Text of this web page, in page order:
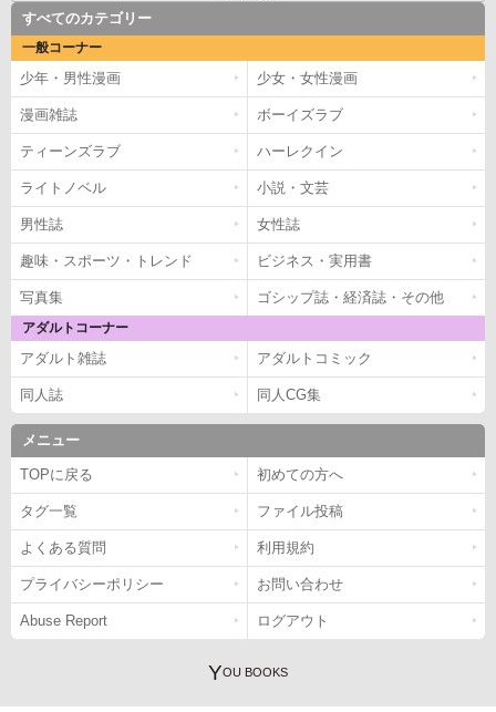
すべてのカテゴリー
一般コーナー
少年・男性漫画 少女・女性漫画
漫画雑誌 ボーイズラブ
ティーンズラブ ハーレクイン
ライトノベル 小説・文芸
男性誌 女性誌
趣味・スポーツ・トレンド ビジネス・実用書
写真集 ゴシップ誌・経済誌・その他
アダルトコーナー
アダルト雑誌 アダルトコミック
同人誌 同人CG集
メニュー
TOPに戻る 初めての方へ
タグ一覧 ファイル投稿
よくある質問 利用規約
プライバシーポリシー お問い合わせ
Abuse Report ログアウト
YOU BOOKS